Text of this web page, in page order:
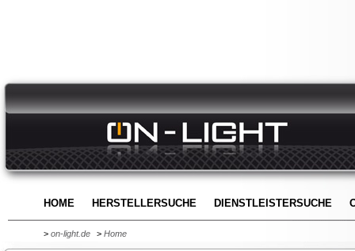
HOME HERSTELLERSUCHE DIENSTLEISTERSUCHE
> on-light.de > Home